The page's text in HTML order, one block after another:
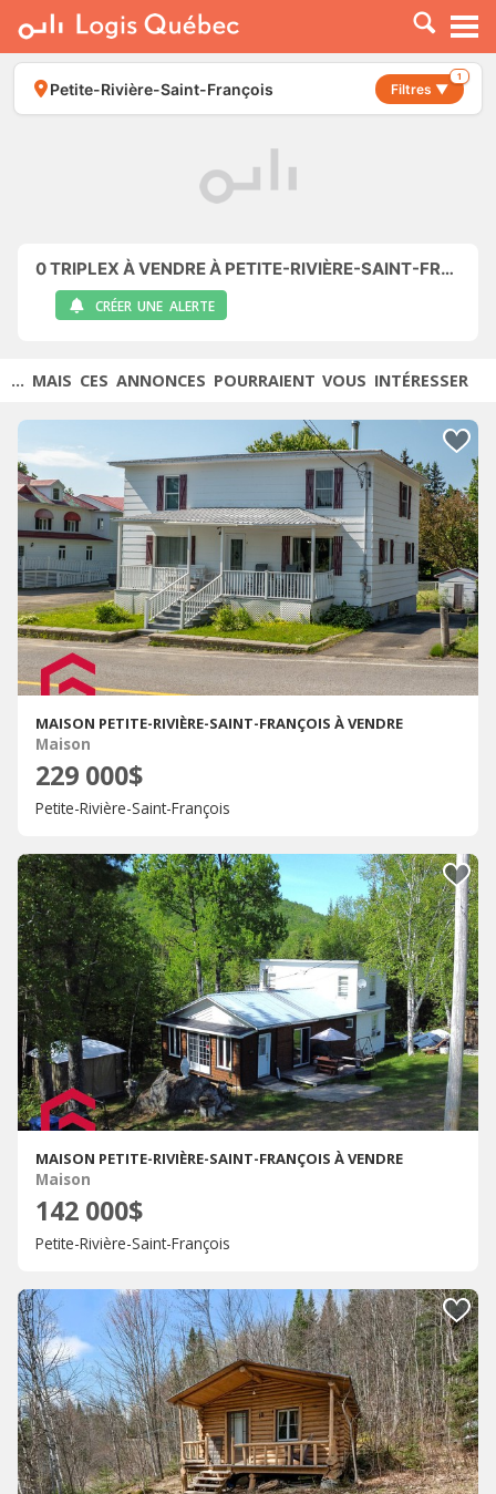
À LOUER
À VENDRE
PLACER UNE ANNONCE
Petite-Rivière-Saint-François Filtres ▼
1
0TRIPLEX À VENDRE À PETITE-RIVIÈRE-SAINT-FRANÇOIS
CRÉER UNE ALERTE
... MAIS CES ANNONCES POURRAIENT VOUS INTÉRESSER
MAISON PETITE-RIVIÈRE-SAINT-FRANÇOIS À VENDRE
Maison
229 000$
Petite-Rivière-Saint-François
MAISON PETITE-RIVIÈRE-SAINT-FRANÇOIS À VENDRE
Maison
142 000$
Petite-Rivière-Saint-François